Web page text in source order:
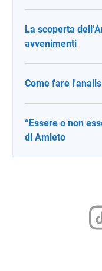
La scoperta
avvenimenti
Come fare
“Essere o non
di Amleto